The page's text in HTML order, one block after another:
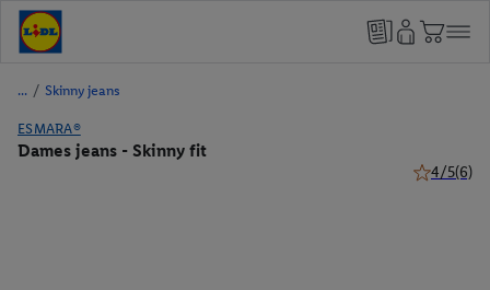
/ Skinny jeans
ESMARA®
Dames jeans - Skinny fit
4/5(6)